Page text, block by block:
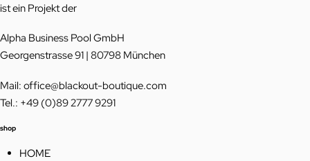
ist ein Projekt der
Alpha Business Pool GmbH
Georgenstrasse 91 | 80798 München
Mail: office@blackout-boutique.com
Tel.: +49 (0)89 2777 9291
shop
HOME